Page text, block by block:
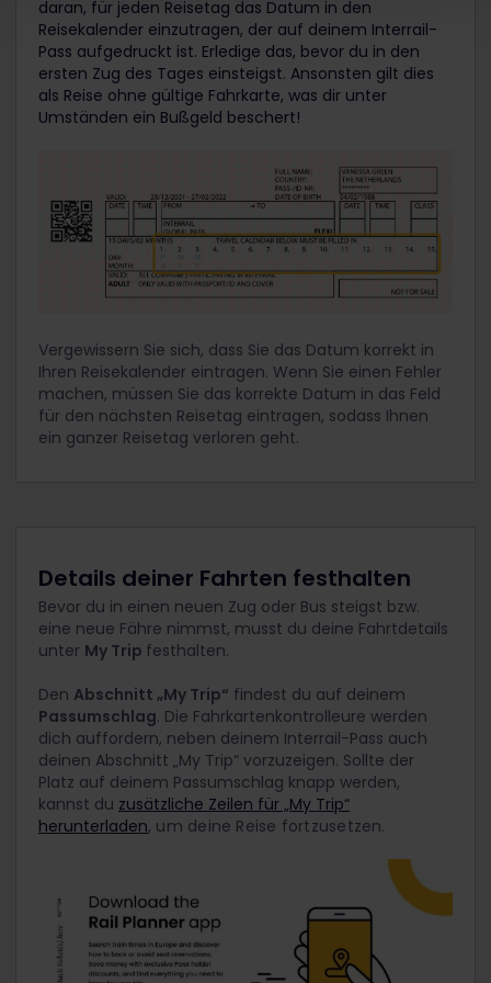
daran, für jeden Reisetag das Datum in den
Reisekalender einzutragen, der auf deinem Interrail-
Pass aufgedruckt ist. Erledige das, bevor du in den
ersten Zug des Tages einsteigst. Ansonsten gilt dies
als Reise ohne gültige Fahrkarte, was dir unter
Umständen ein Bußgeld beschert!
Vergewissern Sie sich, dass Sie das Datum korrekt in
Ihren Reisekalender eintragen. Wenn Sie einen Fehler
machen, müssen Sie das korrekte Datum in das Feld
für den nächsten Reisetag eintragen, sodass Ihnen
ein ganzer Reisetag verloren geht.
Details deiner Fahrten festhalten
Bevor du in einen neuen Zug oder Bus steigst bzw.
eine neue Fähre nimmst, musst du deine Fahrtdetails
unter My Trip festhalten.
Den Abschnitt „My Trip“ findest du auf deinem
Passumschlag. Die Fahrkartenkontrolleure werden
dich auffordern, neben deinem Interrail-Pass auch
deinen Abschnitt „My Trip“ vorzuzeigen. Sollte der
Platz auf deinem Passumschlag knapp werden,
kannst du zusätzliche Zeilen für „My Trip“
herunterladen, um deine Reise fortzusetzen.